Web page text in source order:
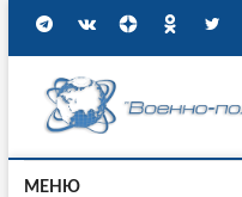
МЕНЮ